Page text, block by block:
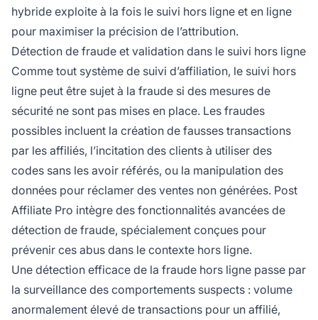
hybride exploite à la fois le suivi hors ligne et en ligne
pour maximiser la précision de l’attribution.
Détection de fraude et validation dans le suivi hors ligne
Comme tout système de suivi d’affiliation, le suivi hors
ligne peut être sujet à la fraude si des mesures de
sécurité ne sont pas mises en place. Les fraudes
possibles incluent la création de fausses transactions
par les affiliés, l’incitation des clients à utiliser des
codes sans les avoir référés, ou la manipulation des
données pour réclamer des ventes non générées. Post
Affiliate Pro intègre des fonctionnalités avancées de
détection de fraude, spécialement conçues pour
prévenir ces abus dans le contexte hors ligne.
Une détection efficace de la fraude hors ligne passe par
la surveillance des comportements suspects : volume
anormalement élevé de transactions pour un affilié,